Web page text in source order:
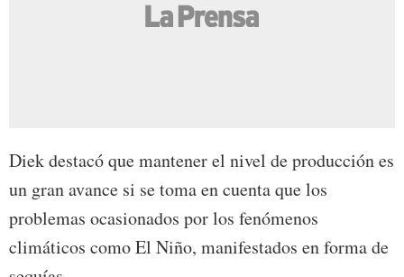
Diek destacó que mantener el nivel de producción es
un gran avance si se toma en cuenta que los
problemas ocasionados por los fenómenos
climáticos como El Niño, manifestados en forma de